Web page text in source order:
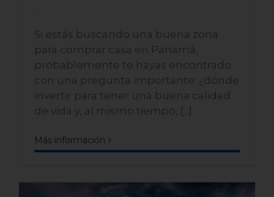
Si estás buscando una buena zona
para comprar casa en Panamá,
probablemente te hayas encontrado
con una pregunta importante: ¿dónde
invertir para tener una buena calidad
de vida y, al mismo tiempo, [...]
Más información